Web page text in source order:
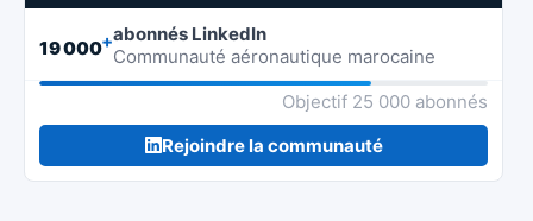
19 000+abonnés LinkedIn
Communauté aéronautique marocaine
Objectif 25 000 abonnés
Rejoindre la communauté